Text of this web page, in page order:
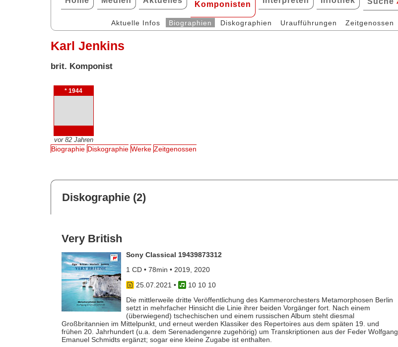
Komponisten
Aktuelle Infos Biographien Diskographien Uraufführungen Zeitgenossen
Karl Jenkins
brit. Komponist
* 1944
vor 82 Jahren
Biographie Diskographie Werke Zeitgenossen
Diskographie (2)
Very British
Sony Classical 19439873312
1 CD • 78min • 2019, 2020
25.07.2021 •
10 10 10
Die mittlerweile dritte Veröffentlichung des Kammerorchesters Metamorphosen Berlin
setzt in mehrfacher Hinsicht die Linie ihrer beiden Vorgänger fort. Nach einem
(überwiegend) tschechischen und einem russischen Album steht diesmal
Großbritannien im Mittelpunkt, und erneut werden Klassiker des Repertoires aus dem späten 19. und
frühen 20. Jahrhundert (u.a. dem Serenadengenre zugehörig) um Transkriptionen aus der Feder Wolfgang
Emanuel Schmidts ergänzt; sogar eine kleine Zugabe ist enthalten.